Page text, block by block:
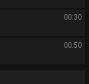
00:30
00:50